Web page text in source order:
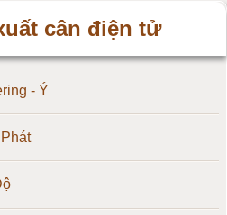
cân điện tử
- Ý